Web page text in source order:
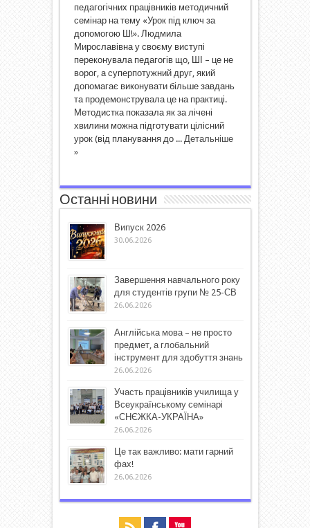
педагогічних працівників методичний
семінар на тему «Урок під ключ за
допомогою Ш!». Людмила
Мирославівна у своєму виступі
переконувала педагогів що, ШІ – це не
ворог, а суперпотужний друг, який
допомагає виконувати більше завдань
та продемонструвала це на практиці.
Методистка показала як за лічені
хвилини можна підготувати цілісний
урок (від планування до ... Детальніше
»
Останні новини
Випуск 2026
30.06.2026
Завершення навчального року
для студентів групи № 25-СВ
26.06.2026
Англійська мова – не просто
предмет, а глобальний
інструмент для здобуття знань
26.06.2026
Участь працівників училища у
Всеукраїнському семінарі
«СНЄЖКА-УКРАЇНА»
26.06.2026
Це так важливо: мати гарний
фах!
26.06.2026